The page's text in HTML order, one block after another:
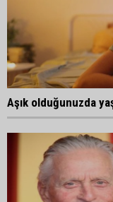
Aşık olduğunuzda